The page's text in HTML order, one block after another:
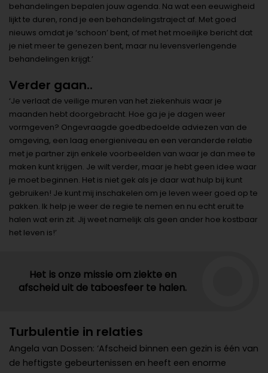
behandelingen bepalen jouw agenda. Na wat een eeuwigheid
lijkt te duren, rond je een behandelingstraject af. Met goed
nieuws omdat je ‘schoon’ bent, of met het moeilijke bericht dat
je niet meer te genezen bent, maar nu levensverlengende
behandelingen krijgt.’
Verder gaan..
‘Je verlaat de veilige muren van het ziekenhuis waar je
maanden hebt doorgebracht. Hoe ga je je dagen weer
vormgeven? Ongevraagde goedbedoelde adviezen van de
omgeving, een laag energieniveau en een veranderde relatie
met je partner zijn enkele voorbeelden van waar je dan mee te
maken kunt krijgen. Je wilt verder, maar je hebt geen idee waar
je moet beginnen. Het is niet gek als je daar wat hulp bij kunt
gebruiken! Je kunt mij inschakelen om je leven weer goed op te
pakken. Ik help je weer de regie te nemen en nu echt eruit te
halen wat erin zit. Jij weet namelijk als geen ander hoe kostbaar
het leven is!’
Het is onze missie om ziekte en
afscheid uit de taboesfeer te halen.
Turbulentie in relaties
Angela van Dossen: ‘Afscheid binnen een gezin is één van
de heftigste gebeurtenissen en heeft een enorme